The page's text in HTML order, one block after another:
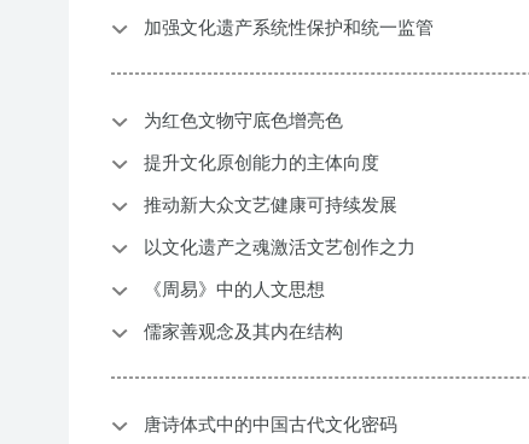
加强文化遗产系统性保护和统一监管
为红色文物守底色增亮色
提升文化原创能力的主体向度
推动新大众文艺健康可持续发展
以文化遗产之魂激活文艺创作之力
《周易》中的人文思想
儒家善观念及其内在结构
唐诗体式中的中国古代文化密码